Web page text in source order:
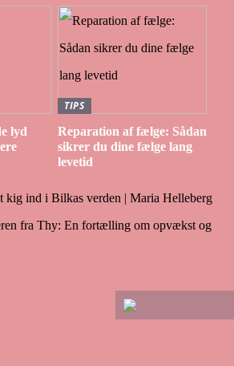
lyd
TIPS
Reparation af fælge: Sådan
sikrer du dine fælge lang
levetid
kig ind i Bilkas verden | Maria Helleberg
fra Thy: En fortælling om opvækst og